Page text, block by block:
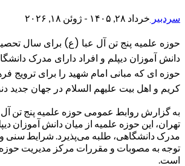
سردبیر خرداد ۲۸, ۱۴۰۵ - ژوئن ۱۸, ۲۰۲۶
حوزه علمیه پنج تن آل عبا (ع) برای سال
دانش آموزان دیپلم و افراد دارای مدرک
حوزه ای که مبانی امام شهید را برای ترویج
کریم و اهل بیت علیهم السلام در جهان جدید
به گزارش روابط عمومی حوزه علمیه پنج تن آل
تهران، این حوزه علمیه از میان دانش آموزان
مدرک دانشگاهی، طلبه می‌پذیرد. شرایط سنی و
توجه به مصوبات و مقررات مرکز مدیریت
است.